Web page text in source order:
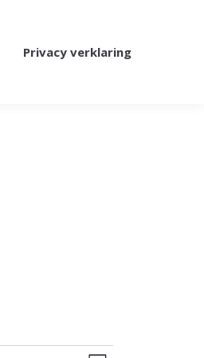
Privacy verklaring